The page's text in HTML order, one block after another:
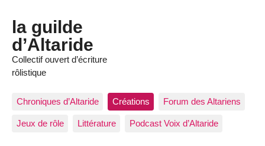
la guilde
d’Altaride
Collectif ouvert d’écriture
rôlistique
Chroniques d’Altaride Créations Forum des Altariens
Jeux de rôle Littérature Podcast Voix d’Altaride